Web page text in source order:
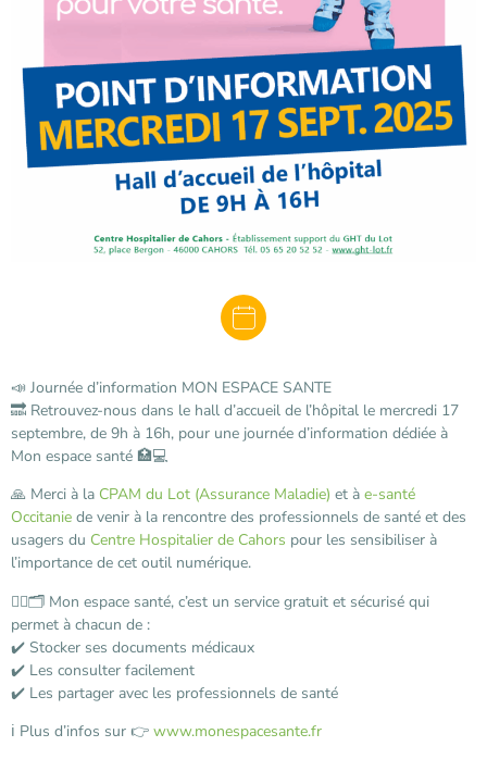
📣 Journée d’information MON ESPACE SANTE
🔜 Retrouvez-nous dans le hall d’accueil de l’hôpital le mercredi 17
septembre, de 9h à 16h, pour une journée d’information dédiée à
Mon espace santé 🏥💻
🙏 Merci à la CPAM du Lot (Assurance Maladie) et à e-santé
Occitanie de venir à la rencontre des professionnels de santé et des
usagers du Centre Hospitalier de Cahors pour les sensibiliser à
l’importance de cet outil numérique.
🧑‍⚕️🗂️ Mon espace santé, c’est un service gratuit et sécurisé qui
permet à chacun de :
✔️ Stocker ses documents médicaux
✔️ Les consulter facilement
✔️ Les partager avec les professionnels de santé
ℹ️ Plus d’infos sur 👉 www.monespacesante.fr